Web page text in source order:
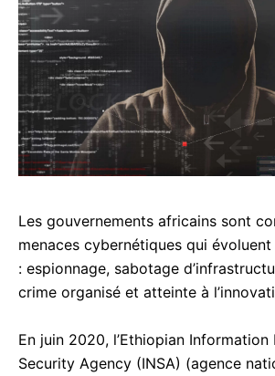
Les gouvernements africains sont
menaces cybernétiques qui
: espionnage, sabotage
crime organisé et atteinte à
En juin 2020, l’Ethiopian
Security Agency (INSA) (agence